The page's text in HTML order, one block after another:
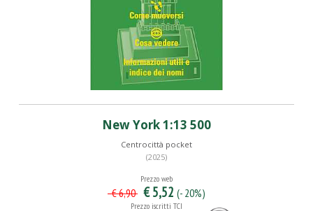
New York 1:13 500
Centrocittà pocket
(2025)
Prezzo web
€ 6,90 € 5,52 (- 20%)
Prezzo iscritti TCI